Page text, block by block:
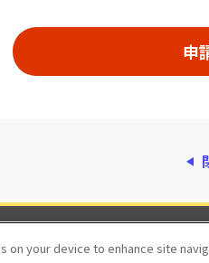
動作環境 個人情
on your device to enhance site